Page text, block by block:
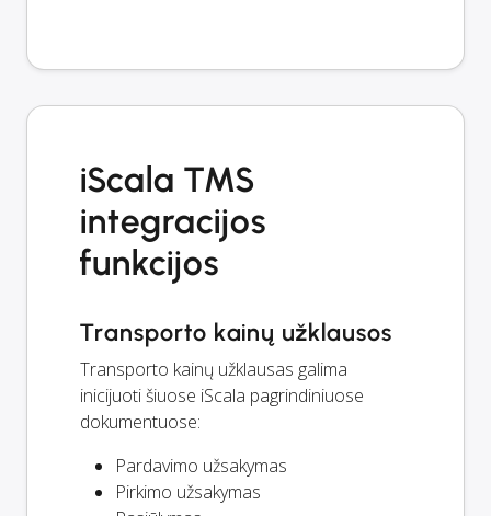
iScala TMS
integracijos
funkcijos
Transporto kainų užklausos
Transporto kainų užklausas galima
inicijuoti šiuose iScala pagrindiniuose
dokumentuose:
Pardavimo užsakymas
Pirkimo užsakymas